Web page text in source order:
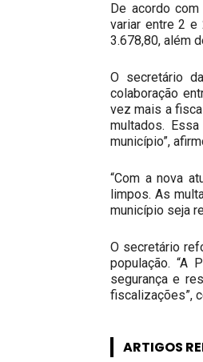
De acordo
variar entre 2 e
3.678,80, além
O secretário
colaboração
vez mais a
multados.
município”,
“Com a nova
limpos. As
município seja
O secretário
população. “A
segurança e
fiscalizações”,
ARTIGOS